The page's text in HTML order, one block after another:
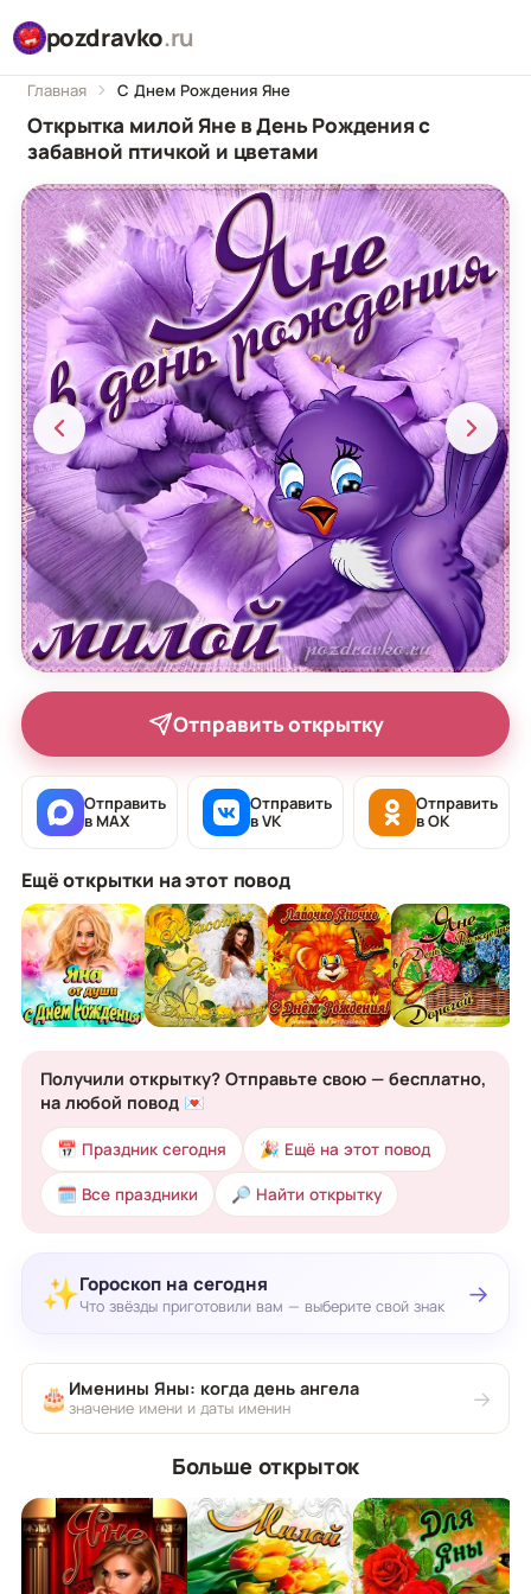
pozdravko.ru
Главная С Днем Рождения Яне
Открытка милой Яне в День Рождения с
забавной птичкой и цветами
Отправить открытку
Отправить
в MAX
Отправить
в VK
Отправить
в OK
Ещё открытки на этот повод
Получили открытку? Отправьте свою — бесплатно,
на любой повод 💌
📅 Праздник сегодня 🎉 Ещё на этот повод
🗓 Все праздники 🔎 Найти открытку
✨Гороскоп на сегодня
Что звёзды приготовили вам — выберите свой знак →
🎂 Именины Яны: когда день ангела
значение имени и даты именин →
Больше открыток